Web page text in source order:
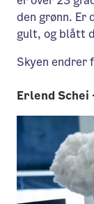
den grønn. Er
gult, og blått
Skyen endrer
Erlend